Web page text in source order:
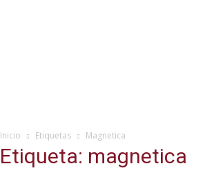
Inicio Etiquetas Magnetica
Etiqueta: magnetica